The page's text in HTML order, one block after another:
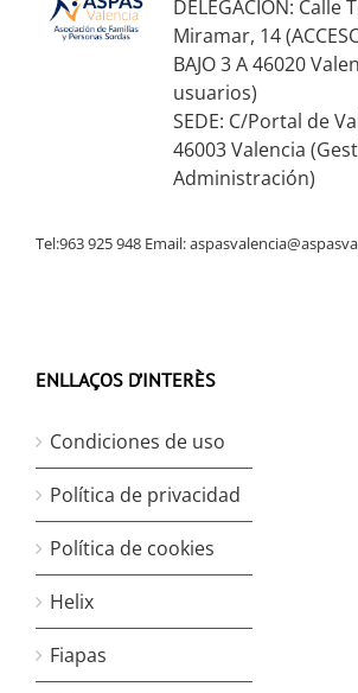
DELEGACIÓN: Calle
Miramar, 14
BAJO 3 A 46020
usuarios)
SEDE: C/Portal de
46003 Valencia
Administración)
Tel:963 925 948 Email:
ENLLAÇOS D’INTERÈS
Condiciones de uso
Política de privacidad
Política de cookies
Helix
Fiapas